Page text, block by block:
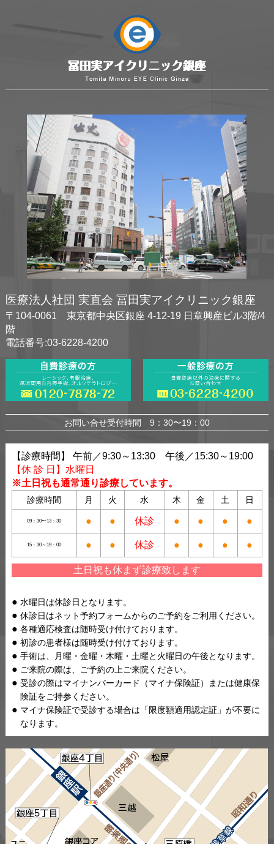
医療法人社団 実直会 冨田実アイクリニック銀座
〒104-0061 東京都中央区銀座 4-12-19 日章興産ビル3階/4
階
電話番号:03-6228-4200
お問い合せ受付時間 9：30〜19：00
【診療時間】 午前／9:30～13:30 午後／15:30～19:00
【休 診 日】水曜日
※土日祝も通常通り診療しています。
診療時間 月 火 水 木 金 土 日
09：30〜13：30 ● ● 休診 ● ● ● ●
15：30～19：00 ● ● 休診 ● ● ● ●
土日祝も休まず診療致します
水曜日は休診日となります。
休診日はネット予約フォームからのご予約をご利用ください。
各種適応検査は随時受け付けております。
初診の患者様は随時受け付けております。
手術は、月曜・金曜・木曜・土曜と火曜日の午後となります。
ご来院の際は、ご予約の上ご来院ください。
受診の際はマイナンバーカード（マイナ保険証）または健康保
険証をご持参ください。
マイナ保険証で受診する場合は「限度額適用認定証」が不要に
なります。